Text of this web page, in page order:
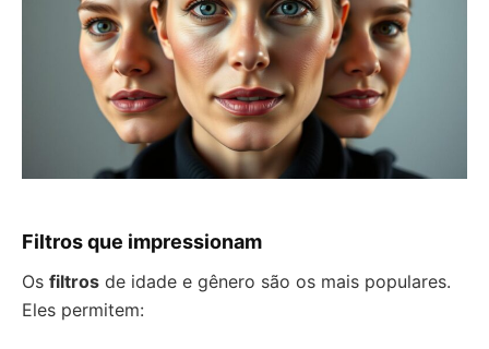
Filtros que impressionam
Os filtros de idade e gênero são os mais populares.
Eles permitem: